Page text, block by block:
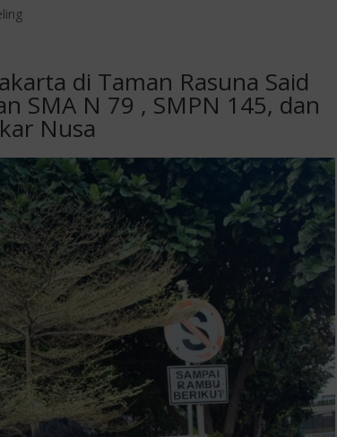
di Taman Rasuna Said
SMA N 79 , SMPN 145, dan
Nusa